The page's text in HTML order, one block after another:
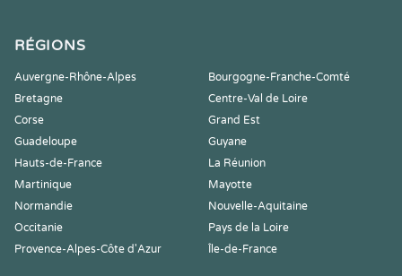
RÉGIONS
Auvergne-Rhône-Alpes
Bourgogne-Franche-Comté
Bretagne
Centre-Val de Loire
Corse
Grand Est
Guadeloupe
Guyane
Hauts-de-France
La Réunion
Martinique
Mayotte
Normandie
Nouvelle-Aquitaine
Occitanie
Pays de la Loire
Provence-Alpes-Côte d'Azur
Île-de-France